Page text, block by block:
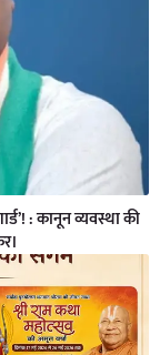
: कानून व्यवस्था की